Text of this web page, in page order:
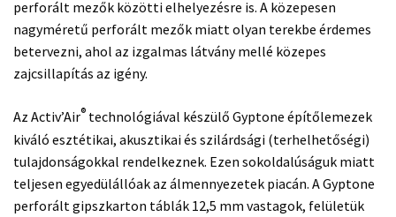
perforált mezők közötti elhelyezésre is. A közepesen
nagyméretű perforált mezők miatt olyan terekbe érdemes
betervezni, ahol az izgalmas látvány mellé közepes
zajcsillapítás az igény.
Az Activ’Air® technológiával készülő Gyptone építőlemezek
kiváló esztétikai, akusztikai és szilárdsági (terhelhetőségi)
tulajdonságokkal rendelkeznek. Ezen sokoldalúságuk miatt
teljesen egyedülállóak az álmennyezetek piacán. A Gyptone
perforált gipszkarton táblák 12,5 mm vastagok, felületük